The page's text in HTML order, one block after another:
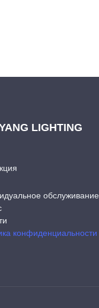
LIGHTING
обслуживание
конфиденциальности